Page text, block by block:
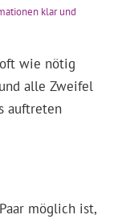
wie nötig
alle Zweifel
auftreten
möglich ist,